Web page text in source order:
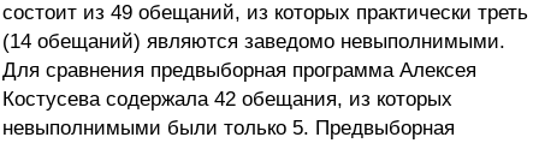
состоит из 49 обещаний, из которых практически треть
(14 обещаний) являются заведомо невыполнимыми.
Для сравнения предвыборная программа Алексея
Костусева содержала 42 обещания, из которых
невыполнимыми были только 5. Предвыборная